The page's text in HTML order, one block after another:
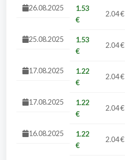
26.08.2025
1.53
€
2.04 €
25.08.2025
1.53
€
2.04 €
17.08.2025
1.22
€
2.04 €
17.08.2025
1.22
€
2.04 €
16.08.2025
1.22
€
2.04 €